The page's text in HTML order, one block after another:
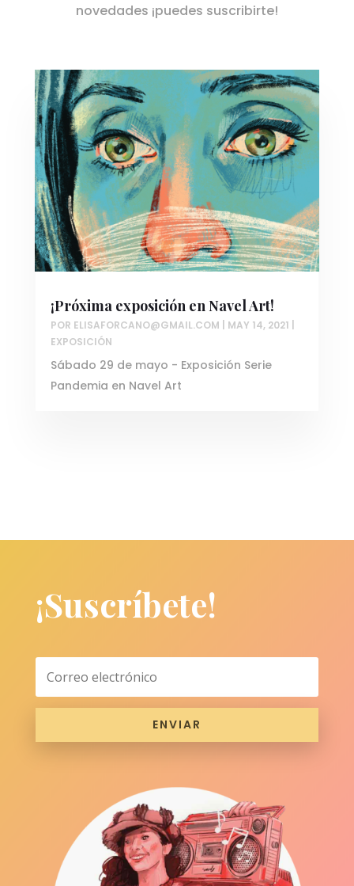
novedades ¡puedes suscribirte!
¡Próxima exposición en Navel Art!
POR ELISAFORCANO@GMAIL.COM MAY 14, 2021
EXPOSICIÓN
Sábado 29 de mayo - Exposición Serie
Pandemia en Navel Art
¡Suscríbete!
ENVIAR